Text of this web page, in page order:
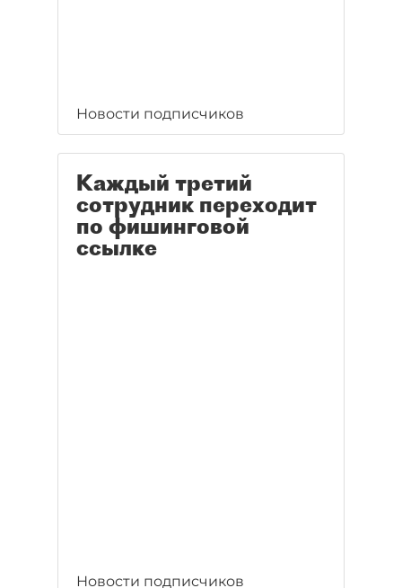
Новости подписчиков
Каждый третий
сотрудник переходит
по фишинговой
ссылке
Новости подписчиков